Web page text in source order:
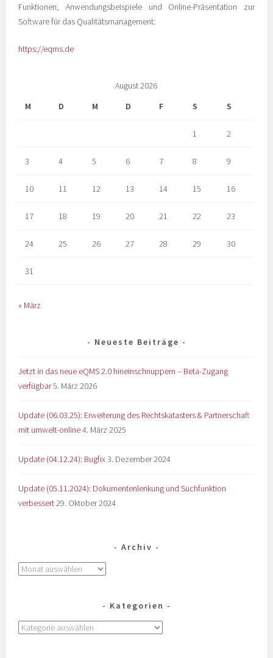
Funktionen, Anwendungsbeispiele und Online-Präsentation zur
Software für das Qualitätsmanagement:
https://eqms.de
August 2026
M
D M D F S S
1 2
3 4 5 6 7 8 9
10 11 12 13 14 15 16
17 18 19 20 21 22 23
24 25 26 27 28 29 30
31
« März
Neueste Beiträge
Jetzt in das neue eQMS 2.0 hineinschnuppern – Beta-Zugang
verfügbar5. März 2026
Update (06.03.25): Erweiterung des Rechtskatasters & Partnerschaft
mit umwelt-online4. März 2025
Update (04.12.24): Bugfix3. Dezember 2024
Update (05.11.2024): Dokumentenlenkung und Suchfunktion
verbessert29. Oktober 2024
Archiv
Kategorien